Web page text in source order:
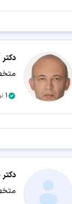
جستجو در شهرهای
دکتر پزشکی هسته‌ای
دکتر پزشکی هسته‌ای
دکتر پزشکی هسته‌ای
دکتر پزشکی هسته‌ای
دکتر پزشکی هسته‌ای
دکتر پزشکی هسته‌ای
دکتر پزشکی هسته‌ای
سرویس‌های مرتبط:
1